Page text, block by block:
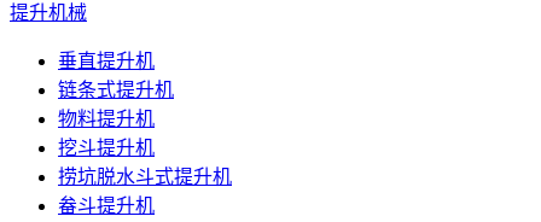
提升机械
垂直提升机
链条式提升机
物料提升机
挖斗提升机
捞坑脱水斗式提升机
畚斗提升机